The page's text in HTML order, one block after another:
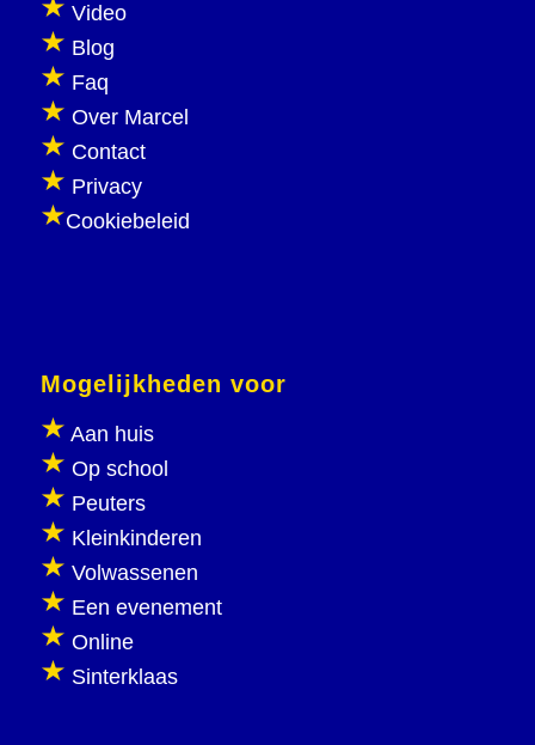
Video
Blog
Faq
Over Marcel
Contact
Privacy
Cookiebeleid
Mogelijkheden voor
Aan huis
Op school
Peuters
Kleinkinderen
Volwassenen
Een evenement
Online
Sinterklaas